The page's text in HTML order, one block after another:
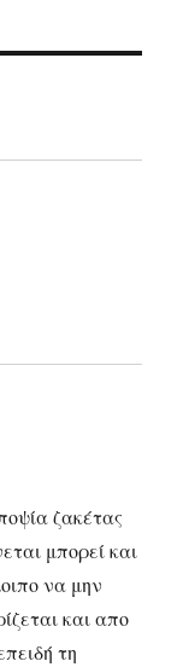
ζακέτας
μπορεί και
να μην
και απο
τη